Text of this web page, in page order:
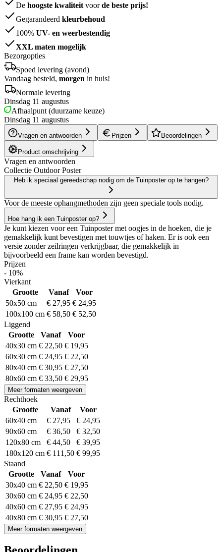
De hoogste kwaliteit voorde beste prijs!
Gegarandeerd kleurbehoud
100% UV- en weerbestendig
XXL maten mogelijk
Bezorgopties
Spoed levering (avond)
Vandaag besteld, morgen in huis!
Normale levering
Dinsdag 11 augustus
Afhaalpunt (duurzame keuze)
Dinsdag 11 augustus
Vragen en antwoorden Prijzen Beoordelingen
Product omschrijving
Vragen en antwoorden
Collectie Outdoor Poster
Heb ik speciaal gereedschap nodig om de Tuinposter op te hangen?
Voor de meeste ophangmethoden zijn geen speciale tools nodig.
Hoe hang ik een Tuinposter op?
Je kunt kiezen voor een Tuinposter met oogjes in de hoeken, die je
gemakkelijk kunt bevestigen met touwtjes of haken. Er is ook een
versie zonder zeilringen verkrijgbaar, die gemakkelijk in
bijvoorbeeld een frame kan worden bevestigd.
Prijzen
- 10%
Vierkant
Grootte
Vanaf
Voor
50x50 cm
€ 27,95 € 24,95
100x100 cm € 58,50 € 52,50
Liggend
Grootte
Vanaf
Voor
40x30 cm € 22,50 € 19,95
60x30 cm € 24,95 € 22,50
80x40 cm € 30,95 € 27,50
80x60 cm € 33,50 € 29,95
Meer formaten weergeven
Rechthoek
Grootte
Vanaf
Voor
60x40 cm
€ 27,95
€ 24,95
90x60 cm
€ 36,50
€ 32,50
120x80 cm
€ 44,50
€ 39,95
180x120 cm € 111,50 € 99,95
Staand
Grootte
Vanaf
Voor
30x40 cm € 22,50 € 19,95
30x60 cm € 24,95 € 22,50
40x60 cm € 27,95 € 24,95
40x80 cm € 30,95 € 27,50
Meer formaten weergeven